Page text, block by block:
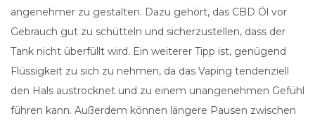
angenehmer zu gestalten. Dazu gehört, das CBD Öl vor
Gebrauch gut zu schütteln und sicherzustellen, dass der
Tank nicht überfüllt wird. Ein weiterer Tipp ist, genügend
Flüssigkeit zu sich zu nehmen, da das Vaping tendenziell
den Hals austrocknet und zu einem unangenehmen Gefühl
führen kann. Außerdem können längere Pausen zwischen